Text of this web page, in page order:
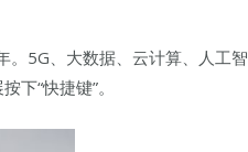
。5G、大数据、云计算、人工智
“快捷键”。